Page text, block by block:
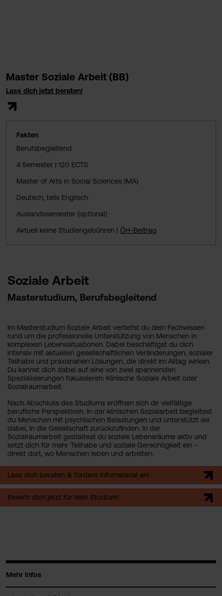
Master Soziale Arbeit (BB)
Lass dich jetzt beraten!
Fakten
Berufsbegleitend
4 Semester | 120 ECTS
Master of Arts in Social Sciences (MA)
Deutsch, teils Englisch
Auslandssemester (optional)
Aktuell keine Studiengebühren | ÖH-Beitrag
Soziale Arbeit
Masterstudium, Berufsbegleitend
Im Masterstudium Soziale Arbeit vertiefst du dein Fachwissen
rund um die professionelle Unterstützung von Menschen in
komplexen Lebenssituationen. Dabei beschäftigst du dich
intensiv mit aktuellen gesellschaftlichen Veränderungen, sozialer
Teilhabe und praxisnahen Lösungen, die direkt im Alltag wirken.
Du kannst dich dabei auf eine von zwei spannenden
Spezialisierungen fokussieren: Klinische Soziale Arbeit oder
Sozialraumarbeit.
Nach Abschluss des Studiums eröffnen sich dir vielfältige
berufliche Perspektiven. In der klinischen Sozialarbeit begleitest
du Menschen mit psychischen Belastungen und unterstützt sie
dabei, in die Gesellschaft zurückzufinden. In der
Sozialraumarbeit gestaltest du soziale Lebensräume aktiv und
setzt dich für mehr Teilhabe und soziale Gerechtigkeit ein -
direkt dort, wo Menschen leben und arbeiten.
Lass dich beraten & fordere Infomaterial an!
Bewirb dich jetzt für dein Studium!
Mehr Infos